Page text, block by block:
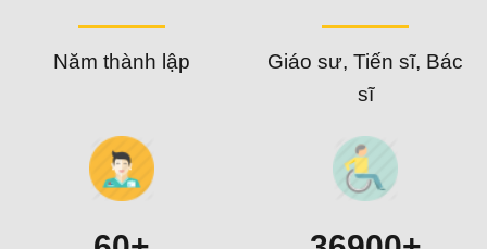
Năm thành lập
Giáo sư, Tiến sĩ, Bác
sĩ